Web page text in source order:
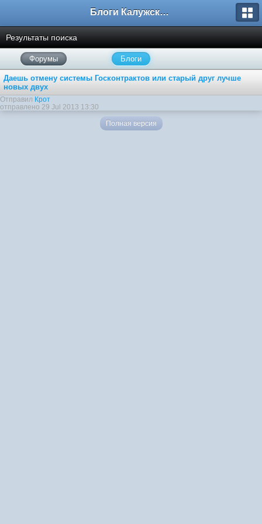
Блоги Калужского перекрестка
Результаты поиска
Форумы Блоги
Даешь отмену системы Госконтрактов или старый друг лучше
новых двух
Отправил Крот
отправлено 29 Jul 2013 13:30
Полная версия